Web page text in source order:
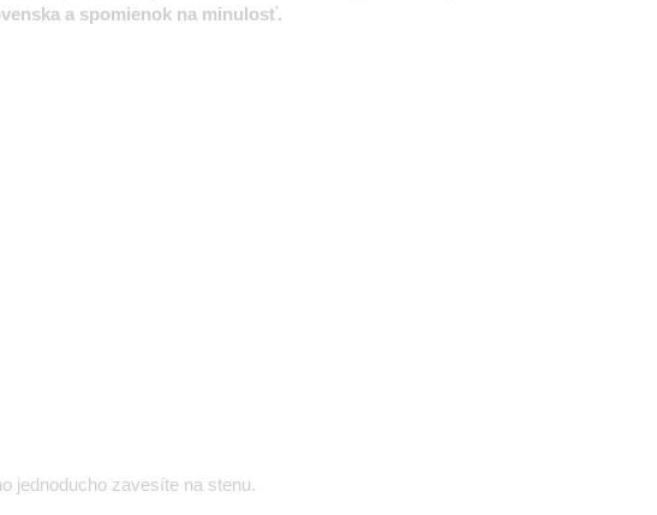
a spomienok na minulosť.
jednoducho zavesíte na stenu.